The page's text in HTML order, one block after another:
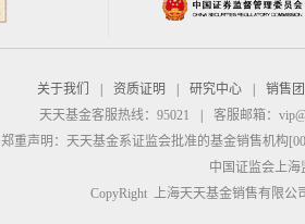
关于我们 资质证明 研究中心
销售
天天基金客服热线：95021
客服邮箱：
郑重声明： 天天基金系证监会批准的基金销售机构
中国证监会上
CopyRight 上海天天基金销售有限